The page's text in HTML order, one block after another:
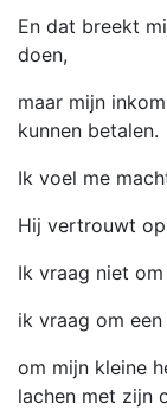
En dat breekt
doen,
maar mijn
kunnen betalen.
Ik voel me
Hij vertrouwt
Ik vraag niet
ik vraag om
om mijn kleine
lachen met zijn